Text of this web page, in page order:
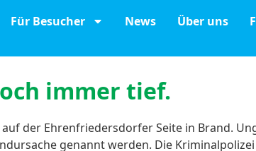
Für Besucher News Über uns
immer tief.
der Ehrenfriedersdorfer Seite in Brand.
genannt werden. Die